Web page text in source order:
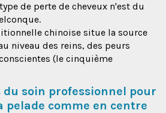
de perte de cheveux n'est du
chinoise situe la source
niveau des reins, des peurs
(le cinquième
du soin professionnel pour
comme en centre